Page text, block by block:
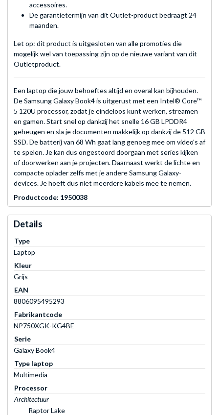
accessoires.
De garantietermijn van dit Outlet-product bedraagt 24
maanden.
Let op: dit product is uitgesloten van alle promoties die
mogelijk wel van toepassing zijn op de nieuwe variant van dit
Outletproduct.
Een laptop die jouw behoeftes altijd en overal kan bijhouden.
De Samsung Galaxy Book4 is uitgerust met een Intel® Core™
5 120U processor, zodat je eindeloos kunt werken, streamen
en gamen. Start snel op dankzij het snelle 16 GB LPDDR4
geheugen en sla je documenten makkelijk op dankzij de 512 GB
SSD. De batterij van 68 Wh gaat lang genoeg mee om video's af
te spelen. Je kan dus ongestoord doorgaan met series kijken
of doorwerken aan je projecten. Daarnaast werkt de lichte en
compacte oplader zelfs met je andere Samsung Galaxy-
devices. Je hoeft dus niet meerdere kabels mee te nemen.
Productcode: 1950038
Details
Type
Laptop
Kleur
Grijs
EAN
8806095495293
Fabrikantcode
NP750XGK-KG4BE
Serie
Galaxy Book4
Type laptop
Multimedia
Processor
Architectuur
Raptor Lake